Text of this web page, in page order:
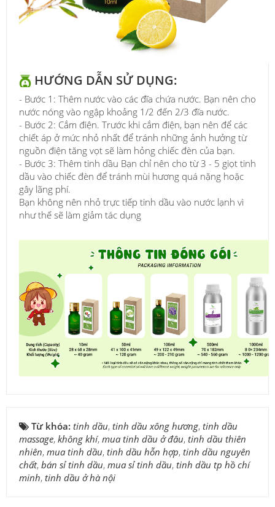
HƯỚNG DẪN SỬ DỤNG:
- Bước 1: Thêm nước vào các đĩa chứa nước. Bạn nên cho
nước nóng vào ngập khoảng 1/2 đến 2/3 đĩa nước.
- Bước 2: Cắm điện. Trước khi cắm điện, bạn nên để các
chiết áp ở mức nhỏ nhất để tránh những ảnh hưởng từ
nguồn điện tăng vọt sẽ làm hỏng chiếc đèn của bạn.
- Bước 3: Thêm tinh dầu Bạn chỉ nên cho từ 3 - 5 giọt tinh
dầu vào chiếc đèn để tránh mùi hương quá nặng hoặc
gây lãng phí.
Bạn không nên nhỏ trực tiếp tinh dầu vào nước lạnh vì
như thế sẽ làm giảm tác dụng
Từ khóa: tinh dầu, tinh dầu xông hương, tinh dầu
massage, không khí, mua tinh dầu ở đâu, tinh dầu thiên
nhiên, mua tinh dầu, tinh dầu hỗn hợp, tinh dầu nguyên
chất, bán sỉ tinh dầu, mua sỉ tinh dầu, tinh dầu tp hồ chí
minh, tinh dầu ở hà nội